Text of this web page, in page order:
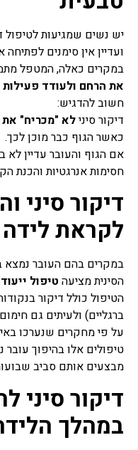
ועדיין אין סימנים לפתיחה
במקרים כאלה, המטפל
את הרחם ולעודד
חשוב להדגיש:
דיקור סינילא "מכריח" את
כאשר הגוף כבר מוכן לכך.
אם הגוף והעובר עדיין
חסימות אנרגטיות והכנת
דיקור סיני
לקראת לידה
במקרים בהם העובר
הסינית מציעה טיפול
ברגליים) ולעיתים גם
על פי מחקרים שנערכו
טיפולים אלו בהיפוך עובר
מבצעים אותם סביב שבועות 33-37
דיקור סיני
במהלך